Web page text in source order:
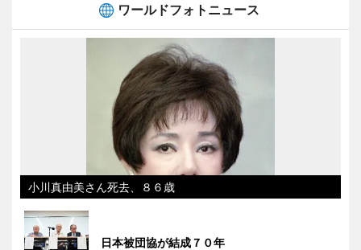
ワールドフォトニュース
小川真由美さん死去、８６歳
日本被団協が結成７０年